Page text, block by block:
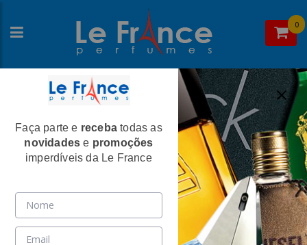
0
Home>Ulric de Varens>Perfumes Femininos
Rue Pergolese Feminino Eau de Parfum -
Ulric De Varens
(1407)
Faça parte e receba todas as
novidades e promoções
imperdíveis da Le France